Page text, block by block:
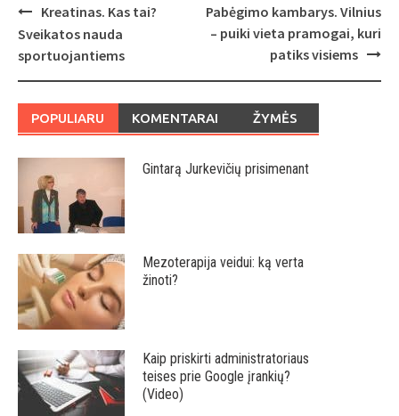
Post
navigation
Kreatinas. Kas tai?
Sveikatos nauda
sportuojantiems
Pabėgimo kambarys. Vilnius
– puiki vieta pramogai, kuri
patiks visiems
POPULIARU KOMENTARAI ŽYMĖS
Gintarą Jurkevičių prisimenant
Mezoterapija veidui: ką verta
žinoti?
Kaip priskirti administratoriaus
teises prie Google įrankių?
(Video)